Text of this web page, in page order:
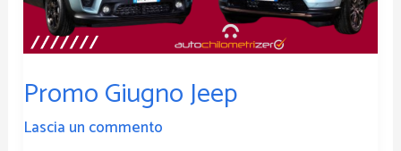
Promo Giugno Jeep
Lascia un commento